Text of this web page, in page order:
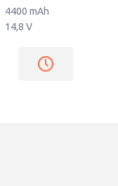
4400 mAh
14,8 V